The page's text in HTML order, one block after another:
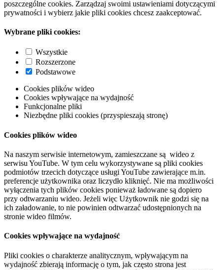
poszczególne cookies. Zarządzaj swoimi ustawieniami dotyczącymi
prywatności i wybierz jakie pliki cookies chcesz zaakceptować.
Wybrane pliki cookies:
Wszystkie
Rozszerzone
Podstawowe
Cookies plików wideo
Cookies wpływające na wydajność
Funkcjonalne pliki
Niezbędne pliki cookies (przyspieszają stronę)
Cookies plików wideo
Na naszym serwisie internetowym, zamieszczane są wideo z
serwisu YouTube. W tym celu wykorzystywane są pliki cookies
podmiotów trzecich dotyczące usługi YouTube zawierające m.in.
preferencje użytkownika oraz liczydło kliknięć. Nie ma możliwości
wyłączenia tych plików cookies ponieważ ładowane są dopiero
przy odtwarzaniu wideo. Jeżeli więc Użytkownik nie godzi się na
ich załadowanie, to nie powinien odtwarzać udostępnionych na
stronie wideo filmów.
Cookies wpływające na wydajność
Pliki cookies o charakterze analitycznym, wpływającym na
wydajność zbierają informację o tym, jak często strona jest